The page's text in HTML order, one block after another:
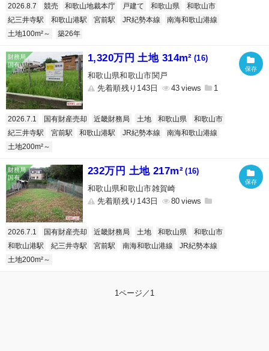
2026.8.7 競売 和歌山地裁本庁 戸建て 和歌山県
和歌山市
紀三井寺駅
和歌山港駅 宮前駅 JR紀勢本線
南海和歌山港線
土地100m²～
築26年
1,320万円 土地 314m² (16)
和歌山県和歌山市関戸
先着順残り143日
43 1
2026.7.1 国有財産売却 近畿財務局 土地 和歌山県
和歌山市
紀三井寺駅
宮前駅 和歌山港駅 JR紀勢本線
南海和歌山港線
土地200m²～
232万円 土地 217m² (16)
和歌山県和歌山市雑賀崎
先着順残り143日
80
2026.7.1 国有財産売却 近畿財務局 土地 和歌山県
和歌山市
和歌山港駅
紀三井寺駅 宮前駅 南海和歌山港線
JR紀勢本線
土地200m²～
1ページ／1